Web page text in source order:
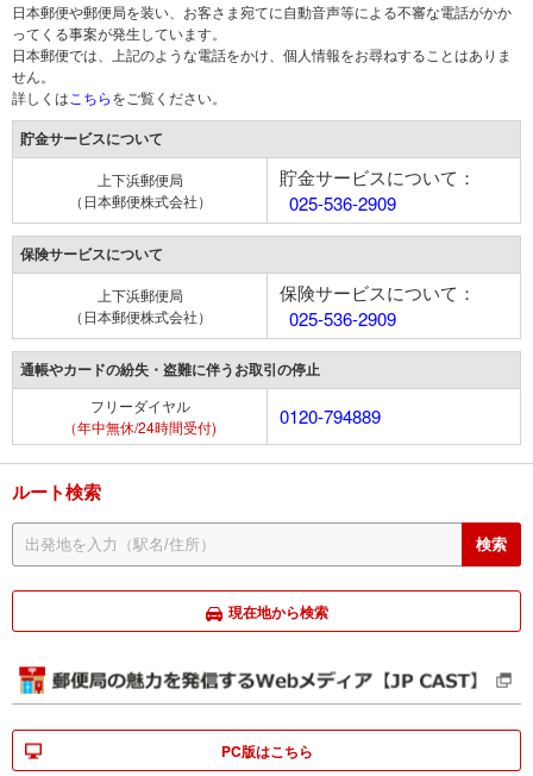
日本郵便や郵便局を装い、お客さま宛てに自動音声等による不審な電話がかか
ってくる事案が発生しています。
日本郵便では、上記のような電話をかけ、個人情報をお尋ねすることはありま
せん。
詳しくは こちらをご覧ください。
貯金サービスについて
上下浜郵便局
（日本郵便株式会社）
貯金サービスについて：
025-536-2909
保険サービスについて
上下浜郵便局
（日本郵便株式会社）
保険サービスについて：
025-536-2909
通帳やカードの紛失・盗難に伴うお取引の停止
フリーダイヤル
（年中無休/24時間受付)
0120-794889
ルート検索
現在地から検索
PC版はこちら